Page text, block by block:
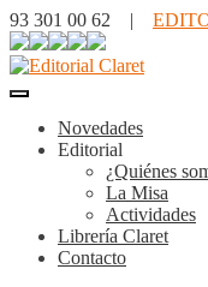
93 301 00 62 |
Novedades
Editorial
¿Quiénes
La Misa
Actividades
Librería Claret
Contacto